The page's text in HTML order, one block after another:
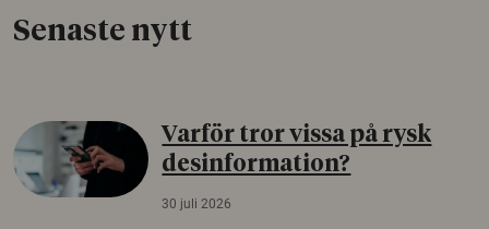
Senaste nytt
Varför tror vissa på rysk
desinformation?
30 juli 2026